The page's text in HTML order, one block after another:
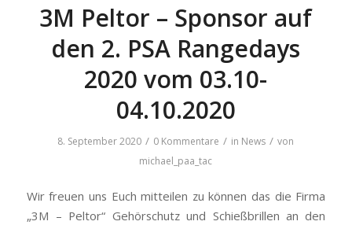
3M Peltor – Sponsor auf
den 2. PSA Rangedays
2020 vom 03.10-
04.10.2020
8. September 2020 / 0 Kommentare / in News / von
michael_paa_tac
Wir freuen uns Euch mitteilen zu können das die Firma
„3M – Peltor“ Gehörschutz und Schießbrillen an den